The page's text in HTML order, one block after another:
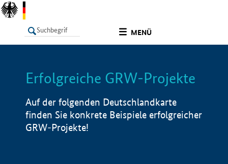
MENÜ
LISTE Info
Erfolgreiche GRW-Projekte
Auf der folgenden Deutschlandkarte
finden Sie konkrete Beispiele erfolgreicher
GRW-Projekte!